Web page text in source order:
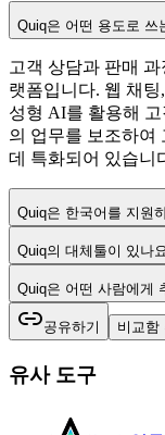
Quiq은 어떤 용도로 쓰
고객 상담과 판매
랫폼입니다. 웹 채
성형 AI를 활용해
의 업무를 보조하여
데 특화되어 있습니
Quiq은 한국어를 지원
Quiq의 대체툴이 있나
Quiq은 어떤 사람에게
공유하기 비교함
유사 도구